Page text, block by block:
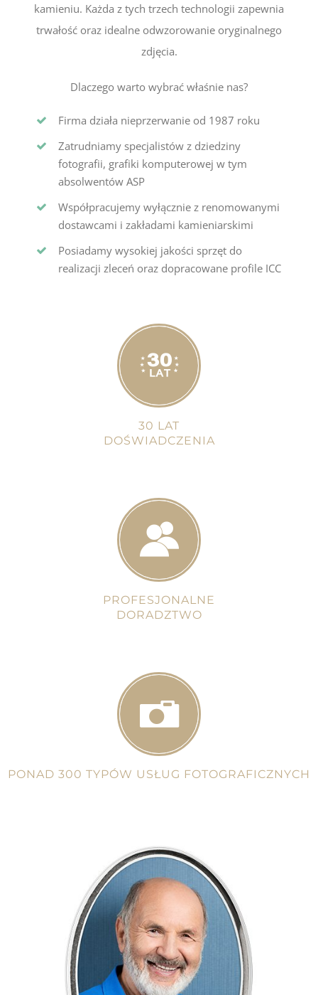
kamieniu. Każda z tych trzech technologii zapewnia
trwałość oraz idealne odwzorowanie oryginalnego
zdjęcia.
Dlaczego warto wybrać właśnie nas?
Firma działa nieprzerwanie od 1987 roku
Zatrudniamy specjalistów z dziedziny
fotografii, grafiki komputerowej w tym
absolwentów ASP
Współpracujemy wyłącznie z renomowanymi
dostawcami i zakładami kamieniarskimi
Posiadamy wysokiej jakości sprzęt do
realizacji zleceń oraz dopracowane profile ICC
30 LAT
DOŚWIADCZENIA
PROFESJONALNE
DORADZTWO
PONAD 300 TYPÓW USŁUG FOTOGRAFICZNYCH